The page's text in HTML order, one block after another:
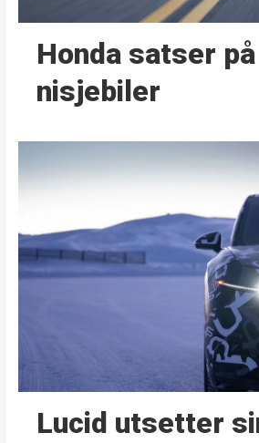
Honda satser på
nisjebiler
Lucid utsetter